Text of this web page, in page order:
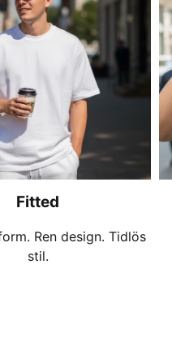
Fitted
Ren design. Tidlös
stil.